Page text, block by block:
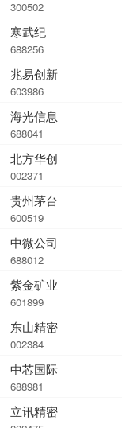
300502
寒武纪
688256
兆易创新
603986
海光信息
688041
北方华创
002371
贵州茅台
600519
中微公司
688012
紫金矿业
601899
东山精密
002384
中芯国际
688981
立讯精密